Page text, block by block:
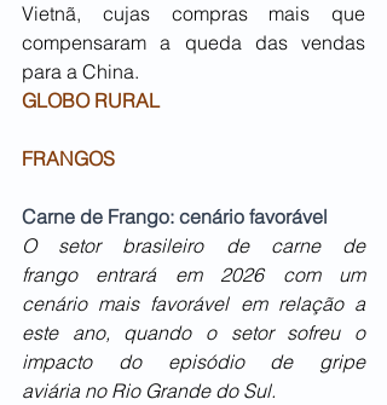
Vietnã, cujas compras mais que
compensaram a queda das vendas
para a China.
GLOBO RURAL
FRANGOS
Carne de Frango: cenário favorável
O setor brasileiro de carne de
frango entrará em 2026 com um
cenário mais favorável em relação a
este ano, quando o setor sofreu o
impacto do episódio de gripe
aviária no Rio Grande do Sul.